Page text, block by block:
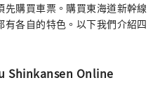
購買車票。購買東海道新幹線
各自的特色。以下我們介紹四
Shinkansen Online